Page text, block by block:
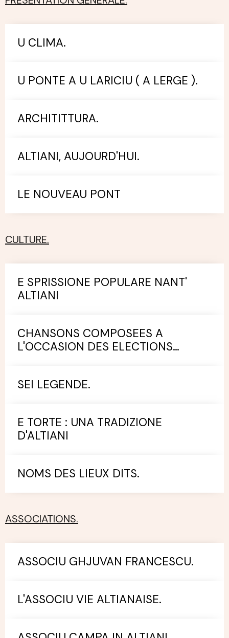
U CLIMA.
U PONTE A U LARICIU ( A LERGE ).
ARCHITITTURA.
ALTIANI, AUJOURD'HUI.
LE NOUVEAU PONT
CULTURE.
E SPRISSIONE POPULARE NANT'
ALTIANI
CHANSONS COMPOSEES A
L'OCCASION DES ELECTIONS
SEI LEGENDE.
E TORTE : UNA TRADIZIONE
D'ALTIANI
NOMS DES LIEUX DITS.
ASSOCIATIONS.
ASSOCIU GHJUVAN FRANCESCU.
L'ASSOCIU VIE ALTIANAISE.